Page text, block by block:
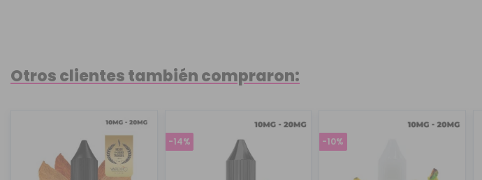
Otros clientes también compraron:
-14% -10%